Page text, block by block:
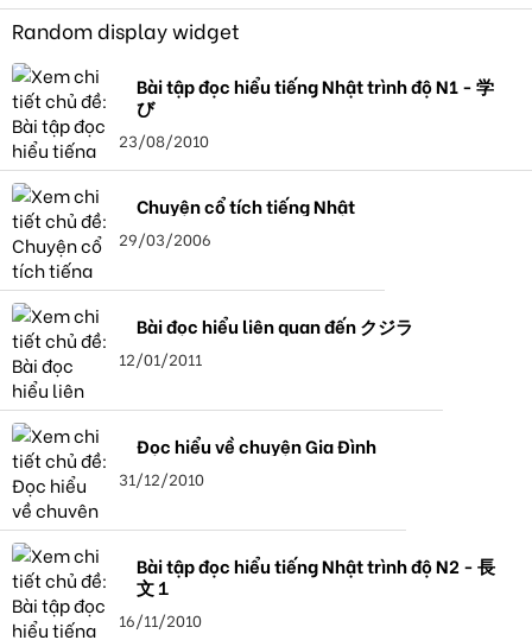
Random display widget
Bài tập đọc hiểu tiếng Nhật trình độ N1 - 学
び
23/08/2010
Chuyện cổ tích tiếng Nhật
29/03/2006
Bài đọc hiểu liên quan đến クジラ
12/01/2011
Đọc hiểu về chuyện Gia Đình
31/12/2010
Bài tập đọc hiểu tiếng Nhật trình độ N2 - 長
文１
16/11/2010